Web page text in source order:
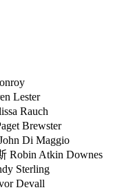
Rauch
Brewster
Di Maggio
Atkin Downes